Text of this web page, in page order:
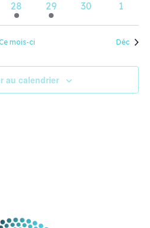
1
évènement
28
1
évènement
29
0
30
0
1
mois-ci Déc
au calendrier